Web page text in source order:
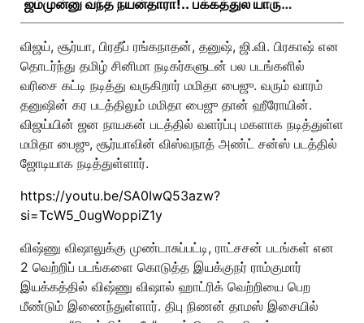
ஜம்முன்னு வந்த நயன்தாரா!.. பக்கத்துல யாரு
விஜய், சூர்யா, பிரதீப் ரங்கநாதன், தனுஷ், ஜி.வி. பிரகாஷ் என
தொடர்ந்து தமிழ் சினிமா நடிகர்களுடன் பல படங்களில்
வரிசை கட்டி நடித்து வருகிறார் மமிதா பைஜு. வரும் வாரம்
தனுஷின் கர படத்திலும் மமிதா பைஜு தான் ஹீரோயின்.
விஜய்யின் ஜன நாயகன் படத்தில் வளர்ப்பு மகளாக நடித்துள்ள
மமிதா பைஜு, சூர்யாவின் விஸ்வநாத் அண்ட் சன்ஸ் படத்தில்
ஜோடியாக நடித்துள்ளார்.
https://youtu.be/SA0IwQ53azw?
si=TcW5_0ugWoppiZ1y
விஷ்ணு விஷாலுக்கு முண்டாசுப்பட்டி, ராட்சசன் படங்கள் என
2 வெற்றிப் படங்களை கொடுத்த இயக்குநர் ராம்குமார்
இயக்கத்தில் விஷ்ணு விஷால் ஹாட்ரிக் வெற்றியை பெற
மீண்டும் இணைந்துள்ளார். திபு நிணன் தாமஸ் இசையில்